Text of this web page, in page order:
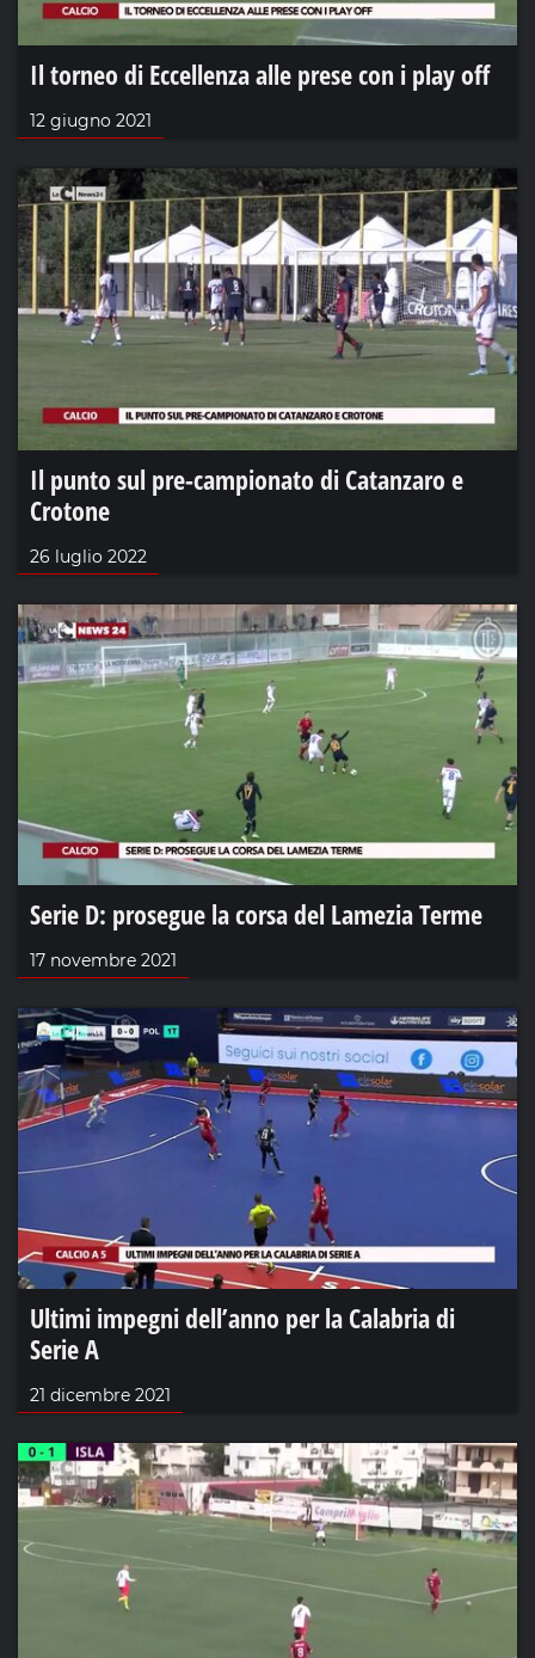
Il torneo di Eccellenza alle prese con i play off
12 giugno 2021
Il punto sul pre-campionato di Catanzaro e
Crotone
26 luglio 2022
Serie D: prosegue la corsa del Lamezia Terme
17 novembre 2021
Ultimi impegni dell’anno per la Calabria di
Serie A
21 dicembre 2021